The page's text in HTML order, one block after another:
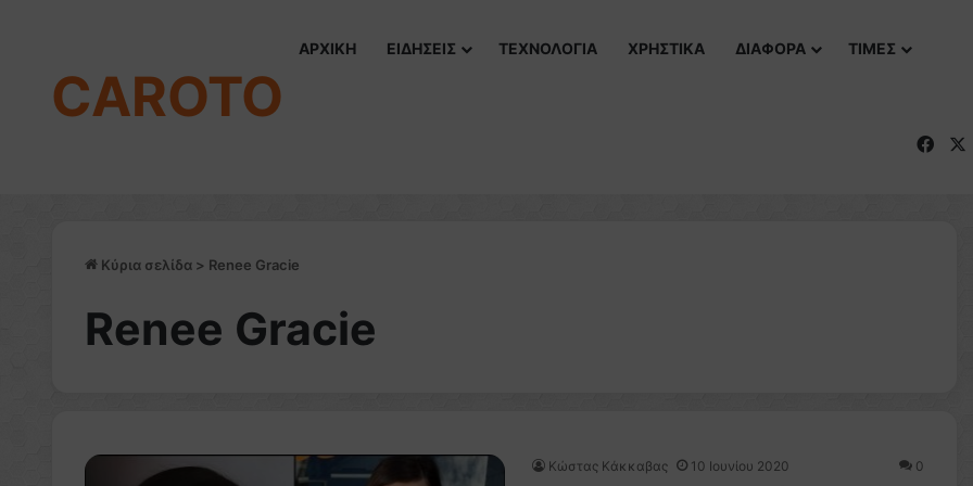
CAROTO
ΑΡΧΙΚΗ ΕΙΔΗΣΕΙΣ ΤΕΧΝΟΛΟΓΙΑ ΧΡΗΣΤΙΚΑ ΔΙΑΦΟΡΑ ΤΙΜΕΣ
Κύρια σελίδα > Renee Gracie
Renee Gracie
Κώστας Κάκκαβας 10 Ιουνίου 2020 0